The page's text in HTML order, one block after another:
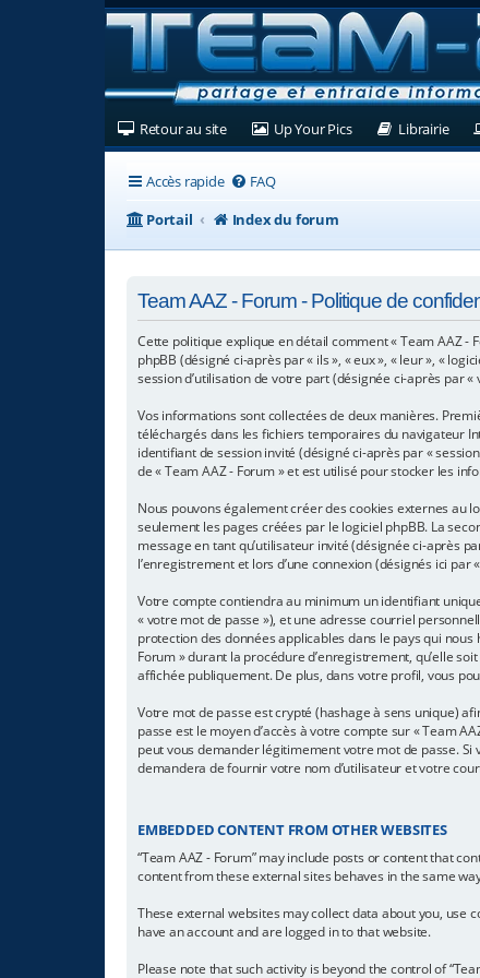
Retour au site(Ouvre un nouvel onglet)
Up Your Pics(Ouvre un nouvel
Librairie
Accès rapide FAQ
Portail
Index du forum
Team AAZ - Forum - Politique de
Cette politique explique en détail comment « Team AAZ -
phpBB (désigné ci-après par « ils », « eux », « leur », «
session d’utilisation de votre part (désignée ci-après par «
Vos informations sont collectées de deux manières.
téléchargés dans les fichiers temporaires du navigateur
identifiant de session invité (désigné ci-après par «
de « Team AAZ - Forum » et est utilisé pour stocker les
Nous pouvons également créer des cookies externes au
seulement les pages créées par le logiciel phpBB. La
message en tant qu’utilisateur invité (désignée ci-après
l’enregistrement et lors d’une connexion (désignés ici par
Votre compte contiendra au minimum un identifiant
« votre mot de passe »), et une adresse courriel
protection des données applicables dans le pays qui
Forum » durant la procédure d’enregistrement, qu’elle
affichée publiquement. De plus, dans votre profil, vous
Votre mot de passe est crypté (hashage à sens unique)
passe est le moyen d’accès à votre compte sur « Team
peut vous demander légitimement votre mot de passe. Si
demandera de fournir votre nom d’utilisateur et votre
EMBEDDED CONTENT FROM OTHER WEBSITES
“Team AAZ - Forum” may include posts or content that
content from these external sites behaves in the same
These external websites may collect data about you,
have an account and are logged in to that website.
Please note that such activity is beyond the control of